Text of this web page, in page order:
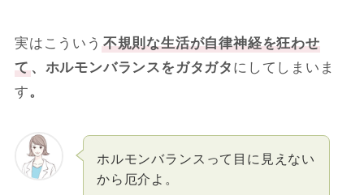
実はこういう 不規則な生活が自律神経を狂わせ
て、ホルモンバランスをガタガタ にしてしまいま
す 。
ホルモンバランスって目に見えない
から厄介よ。